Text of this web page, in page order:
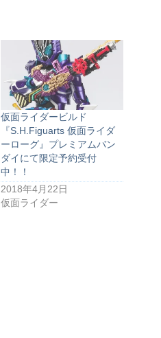
仮面ライダービルド
『S.H.Figuarts 仮面ライダ
ーローグ』プレミアムバン
ダイにて限定予約受付
中！！
2018年4月22日
仮面ライダー